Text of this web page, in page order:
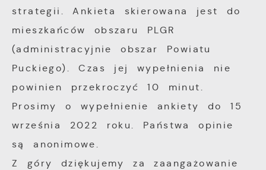
strategii. Ankieta skierowana jest do
mieszkańców obszaru PLGR
(administracyjnie obszar Powiatu
Puckiego). Czas jej wypełnienia nie
powinien przekroczyć 10 minut.
Prosimy o wypełnienie ankiety do 15
września 2022 roku. Państwa opinie
są anonimowe.
Z góry dziękujemy za zaangażowanie
względem ich popularności wśród
Wyrażenie zgody na analityczne pliki
cookies gwarantuje dostępność wszystkich
funkcjonalności.
aktualności na stronach naszych partnerów.
podstawie analizy Twoich upodobań oraz
Twoich zwyczajów dotyczących przeglądanej
witryny internetowej. Treści promocyjne
mogą pojawić się na stronach podmiotów
trzecich lub firm będących naszymi
partnerami oraz innych dostawców usług.
Więcej